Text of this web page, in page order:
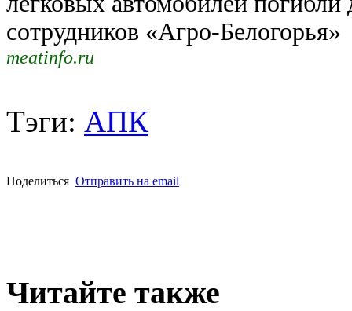
сотрудников «Агро-Белогорья»
meatinfo.ru
Тэги: АПК
Поделиться Отправить на email
Читайте также